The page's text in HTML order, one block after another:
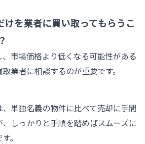
けを業者に買い取ってもらうこ
市場価格より低くなる可能性がある
業者に相談するのが重要です。
単独名義の物件に比べて売却に手間
しっかりと手順を踏めばスムーズに
。